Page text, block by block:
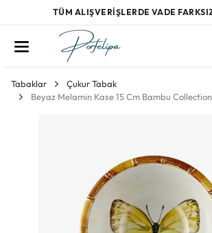
TÜM ALIŞVERİŞLERDE VADE
Tabaklar
Çukur Tabak
Beyaz Melamin Kase 15 Cm Bambu